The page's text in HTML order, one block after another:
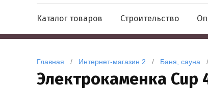
Каталог товаров Строительство
Главная
   /
Интернет-магазин 2
   /
Баня, сауна
Электрокаменка Cup